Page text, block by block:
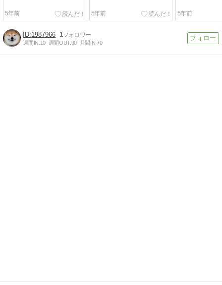
5年前 5年前 5年前
1987966 1
週間IN:10 週間OUT:90 月間IN:70